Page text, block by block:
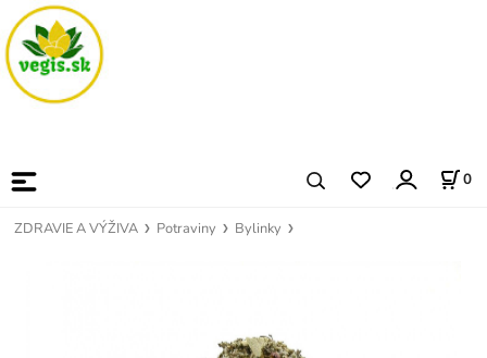
0
ZDRAVIE A VÝŽIVA Potraviny Bylinky